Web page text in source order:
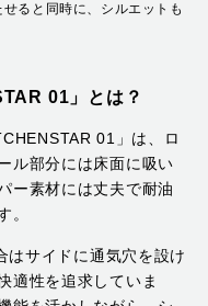
ると同時に、シルエットも
01」とは？
01」は、ロ
ル部分には床面に吸い
ー素材には丈夫で耐油
。
はサイドに通気穴を設け
適性を追求していま